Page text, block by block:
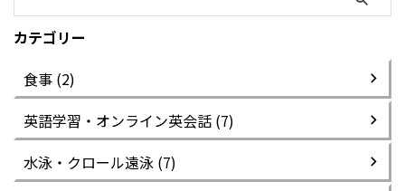
カテゴリー
食事 (2)
英語学習・オンライン英会話 (7)
水泳・クロール遠泳 (7)